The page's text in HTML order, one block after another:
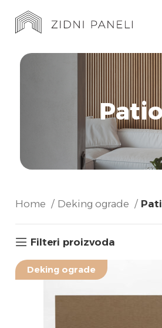
Patio
Home Deking ograde
Filteri proizvoda